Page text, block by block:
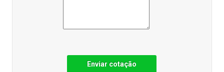
Enviar cotação